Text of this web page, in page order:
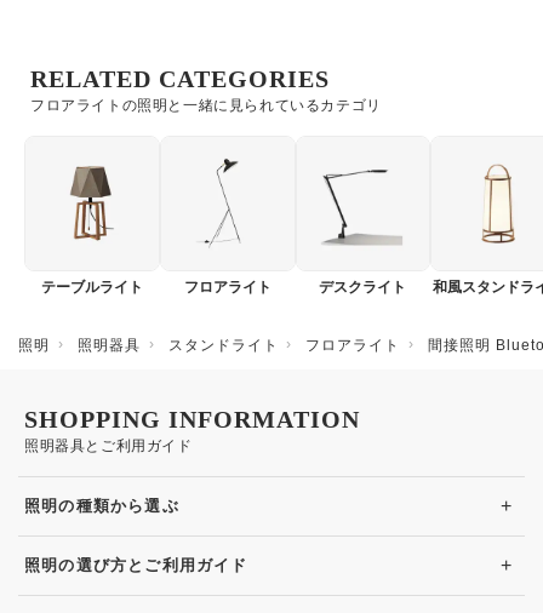
フロアライトの照明と一緒に見られているカテゴリ
RELATED CATEGORIES
テーブルライト フロアライト デスクライト 和風スタンドラ
照明 照明器具 スタンドライト フロアライト 間接照明
照明器具とご利用ガイド
SHOPPING INFORMATION
照明の種類から選ぶ +
照明の選び方とご利用ガイド +